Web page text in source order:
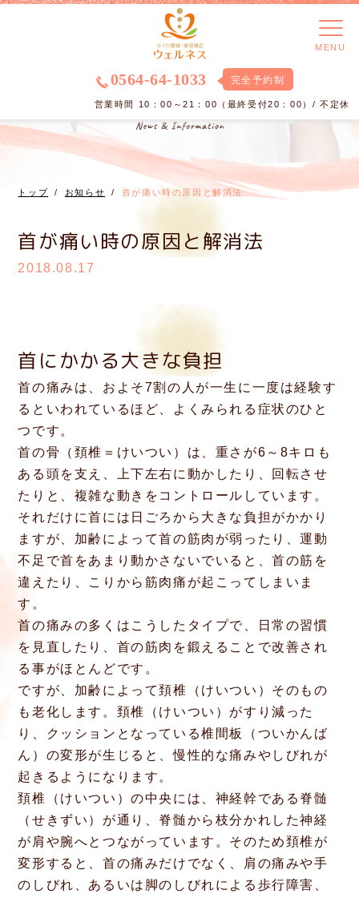
MENU
0564-64-1033 完全予約制
営業時間 10：00～21：00（最終受付20：00）/ 不定休
トップ お知らせ 首が痛い時の原因と解消法
首が痛い時の原因と解消法
2018.08.17
首にかかる大きな負担
首の痛みは、およそ7割の人が一生に一度は経験す
るといわれているほど、よくみられる症状のひと
つです。
首の骨（頚椎＝けいつい）は、重さが6～8キロも
ある頭を支え、上下左右に動かしたり、回転させ
たりと、複雑な動きをコントロールしています。
それだけに首には日ごろから大きな負担がかかり
ますが、加齢によって首の筋肉が弱ったり、運動
不足で首をあまり動かさないでいると、首の筋を
違えたり、こりから筋肉痛が起こってしまいま
す。
首の痛みの多くはこうしたタイプで、日常の習慣
を見直したり、首の筋肉を鍛えることで改善され
る事がほとんどです。
ですが、加齢によって頚椎（けいつい）そのもの
も老化します。頚椎（けいつい）がすり減った
り、クッションとなっている椎間板（ついかんば
ん）の変形が生じると、慢性的な痛みやしびれが
起きるようになります。
頚椎（けいつい）の中央には、神経幹である脊髄
（せきずい）が通り、脊髄から枝分かれした神経
が肩や腕へとつながっています。そのため頚椎が
変形すると、首の痛みだけでなく、肩の痛みや手
のしびれ、あるいは脚のしびれによる歩行障害、